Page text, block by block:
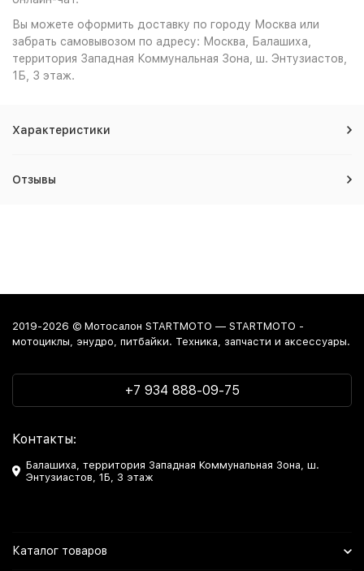
Вы можете оформить доставку по городу Москва или
забрать самовывозом по адресу: Москва, Балашиха,
территория Западная Коммунальная Зона, ш. Энтузиастов,
1Б, 3 этаж.
Характеристики
Отзывы
2019-2026 © Мотосалон STARTMOTO — STARTMOTO -
мотоциклы, энудро, питбайки. Техника, запчасти и аксессуары.
+7 934 888-09-75
Контакты:
Балашиха, территория Западная Коммунальная Зона, ш.
Энтузиастов, 1Б, 3 этаж
Каталог товаров